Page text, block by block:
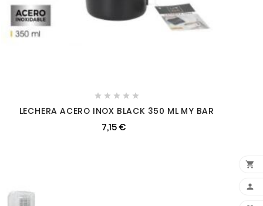
    
LECHERA ACERO INOX BLACK 350 ML MY BAR
7,15 €

